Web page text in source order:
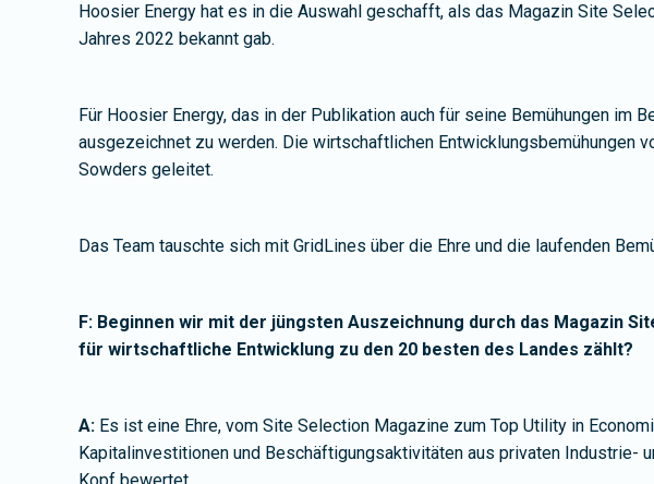
Hoosier Energy hat es in die Auswahl geschafft, als das Magazin Site
Jahres 2022 bekannt gab.
Für Hoosier Energy, das in der Publikation auch für seine Bemühungen im
ausgezeichnet zu werden. Die wirtschaftlichen Entwicklungsbemühungen
Sowders geleitet.
Das Team tauschte sich mit GridLines über die Ehre und die laufenden
F: Beginnen wir mit der jüngsten Auszeichnung durch das Magazin
für wirtschaftliche Entwicklung zu den 20 besten des Landes zählt?
A: Es ist eine Ehre, vom Site Selection Magazine zum Top Utility in
Kapitalinvestitionen und Beschäftigungsaktivitäten aus privaten